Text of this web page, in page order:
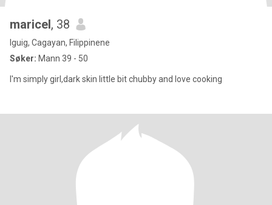
maricel, 38
Iguig, Cagayan, Filippinene
Søker: Mann 39 - 50
I'm simply girl,dark skin little bit chubby and love cooking